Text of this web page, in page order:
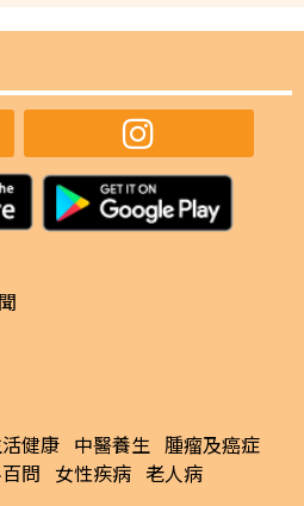
健康 中醫養生 腫瘤及癌症
問 女性疾病 老人病